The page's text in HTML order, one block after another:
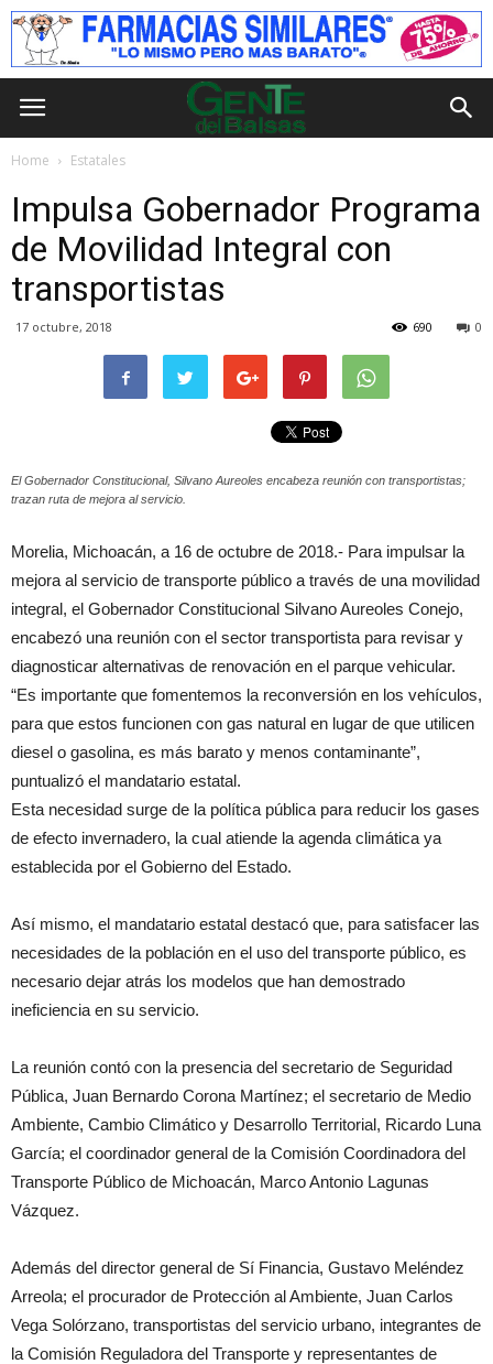
Home Estatales
Impulsa Gobernador Programa
de Movilidad Integral con
transportistas
17 octubre, 2018 0
690
El Gobernador Constitucional, Silvano Aureoles encabeza reunión con transportistas;
trazan ruta de mejora al servicio.
Morelia, Michoacán, a 16 de octubre de 2018.- Para impulsar la
mejora al servicio de transporte público a través de una movilidad
integral, el Gobernador Constitucional Silvano Aureoles Conejo,
encabezó una reunión con el sector transportista para revisar y
diagnosticar alternativas de renovación en el parque vehicular.
“Es importante que fomentemos la reconversión en los vehículos,
para que estos funcionen con gas natural en lugar de que utilicen
diesel o gasolina, es más barato y menos contaminante”,
puntualizó el mandatario estatal.
Esta necesidad surge de la política pública para reducir los gases
de efecto invernadero, la cual atiende la agenda climática ya
establecida por el Gobierno del Estado.
Así mismo, el mandatario estatal destacó que, para satisfacer las
necesidades de la población en el uso del transporte público, es
necesario dejar atrás los modelos que han demostrado
ineficiencia en su servicio.
La reunión contó con la presencia del secretario de Seguridad
Pública, Juan Bernardo Corona Martínez; el secretario de Medio
Ambiente, Cambio Climático y Desarrollo Territorial, Ricardo Luna
García; el coordinador general de la Comisión Coordinadora del
Transporte Público de Michoacán, Marco Antonio Lagunas
Vázquez.
Además del director general de Sí Financia, Gustavo Meléndez
Arreola; el procurador de Protección al Ambiente, Juan Carlos
Vega Solórzano, transportistas del servicio urbano, integrantes de
la Comisión Reguladora del Transporte y representantes de